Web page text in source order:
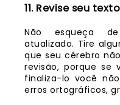
11. Revise seu texto
Não esqueça
atualizado. Tire
que seu cérebro
revisão, porque se
finaliza-lo você
erros ortográficos,